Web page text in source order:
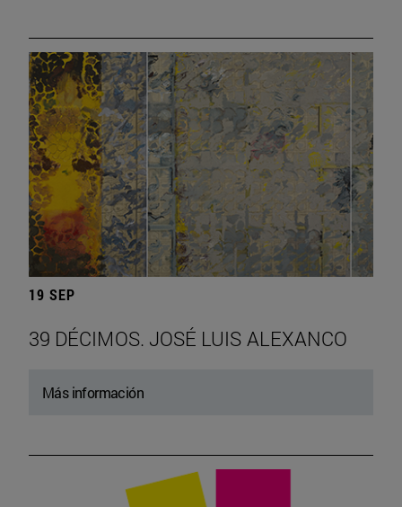
19 SEP
39 DÉCIMOS. JOSÉ LUIS ALEXANCO
Más información